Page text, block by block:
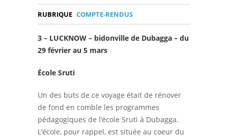
RUBRIQUE COMPTE-RENDUS
3 – LUCKNOW – bidonville de Dubagga – du
29 février au 5 mars
École Sruti
Un des buts de ce voyage était de rénover
de fond en comble les programmes
pédagogiques de l’école Sruti à Dubagga.
L’école, pour rappel, est située au coeur du